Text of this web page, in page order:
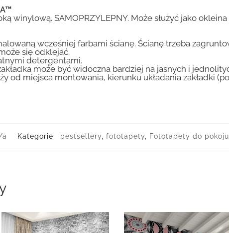
winylową. SAMOPRZYLEPNY. Może służyć jako
wcześniej farbami ścianę. Ścianę trzeba
się odklejać.
detergentami.
może być widoczna bardziej na jasnych i
od miejsca montowania, kierunku układania zakładki
a Kategorie: bestsellery, fototapety, Fototapety do